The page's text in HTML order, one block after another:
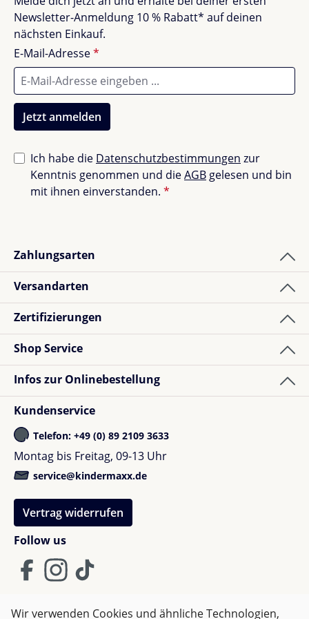
Erfahrungen mit anderen.
Newsletter-Anmeldung 10 % Rabatt* auf deinen
nächsten Einkauf.
E-Mail-Adresse*
Jetzt anmelden
Ich habe die Datenschutzbestimmungen zur
Kenntnis genommen und dieAGB gelesen und bin
mit ihnen einverstanden. *
Zahlungsarten
Versandarten
Zertifizierungen
Follow us
Shop Service
Infos zur Onlinebestellung
Kundenservice
Telefon: +49 (0) 89 2109 3633
Montag bis Freitag, 09-13 Uhr
service@kindermaxx.de
Vertrag widerrufen
Wir verwenden Cookies und ähnliche Technologien,